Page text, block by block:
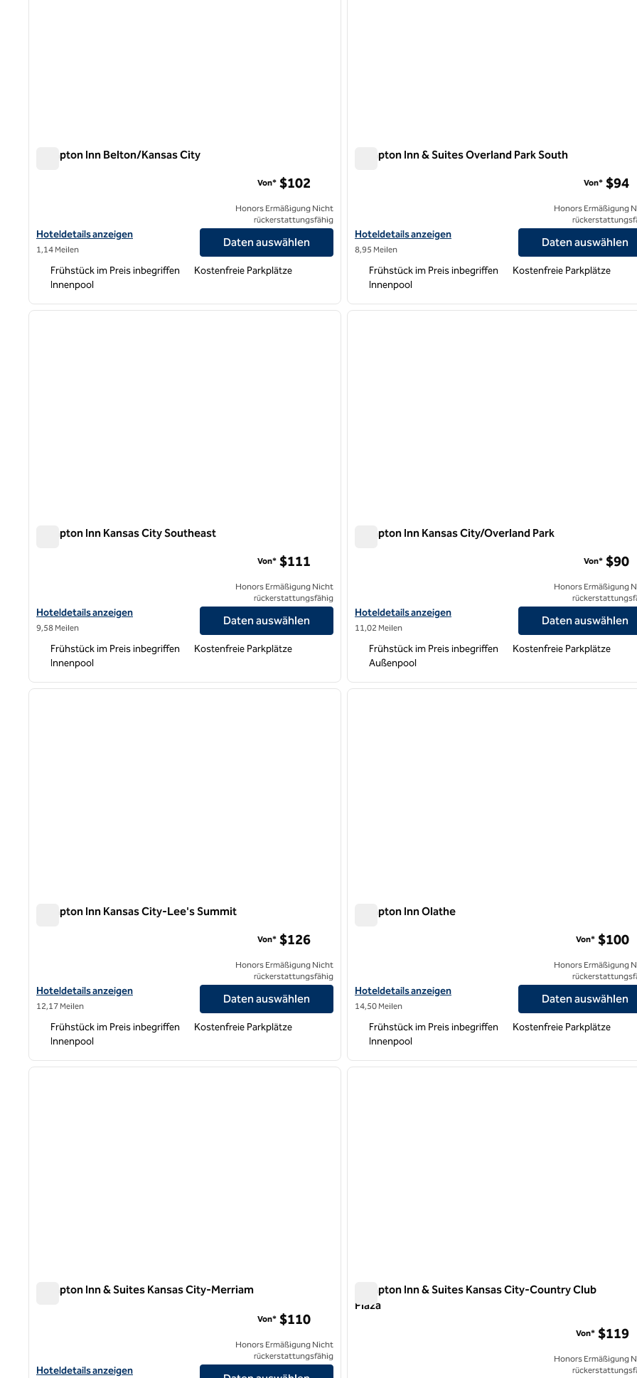
Hampton Inn Belton/Kansas City
Hoteldetails zum Hampton Inn Belton/Kansas City anzeigen
Hoteldetails anzeigen
1,14 Meilen
Von* $102
Honors Ermäßigung Nicht
rückerstattungsfähig
Daten auswählen
Frühstück im Preis inbegriffen
Kostenfreie Parkplätze
Innenpool
Hampton Inn & Suites Overland Park South
Hoteldetails für Hampton Inn & Suites Overland Park South
Hoteldetails anzeigen
8,95 Meilen
Von* $94
Honors Ermäßigung
Daten auswählen
Frühstück im Preis inbegriffen
Kostenfreie Parkplätze
Innenpool
1 von 12
nächstes Bild
Hampton Inn Kansas City Southeast
Hoteldetails für Hampton Inn Kansas City Southeast anzeigen
Hoteldetails anzeigen
9,58 Meilen
Von* $111
Honors Ermäßigung Nicht
rückerstattungsfähig
Daten auswählen
Frühstück im Preis inbegriffen
Kostenfreie Parkplätze
Innenpool
1 von 12
Hampton Inn Kansas City/Overland Park
Hoteldetails für das Hampton Inn Kansas City/Overland Park
Hoteldetails anzeigen
11,02 Meilen
Von* $90
Honors Ermäßigung
Daten auswählen
Frühstück im Preis inbegriffen
Kostenfreie Parkplätze
Außenpool
1 von 12
nächstes Bild
Hampton Inn Kansas City-Lee's Summit
Hoteldetails zum Hampton Inn Kansas City-Lee's Summit anzeigen
Hoteldetails anzeigen
12,17 Meilen
Von* $126
Honors Ermäßigung Nicht
rückerstattungsfähig
Daten auswählen
Frühstück im Preis inbegriffen
Kostenfreie Parkplätze
Innenpool
1 von 12
Hampton Inn Olathe
Hoteldetails für das Hampton Inn Olathe anzeigen
Hoteldetails anzeigen
14,50 Meilen
Von* $100
Honors Ermäßigung
Daten auswählen
Frühstück im Preis inbegriffen
Kostenfreie Parkplätze
Innenpool
1 von 12
nächstes Bild
Hampton Inn & Suites Kansas City-Merriam
Hoteldetails für Hampton Inn & Suites Kansas City-Merriam anzeigen
Hoteldetails anzeigen
Von* $110
Honors Ermäßigung Nicht
rückerstattungsfähig
1 von 12
Hampton Inn & Suites Kansas City-Country Club
Plaza
Von* $119
Honors Ermäßigung